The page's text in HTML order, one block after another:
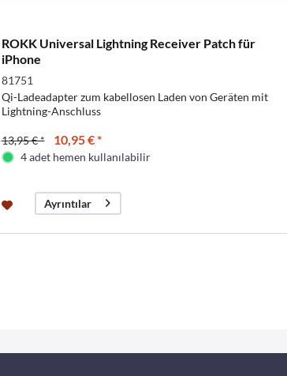
ROKK Universal Lightning Receiver Patch für
iPhone
81751
Qi-Ladeadapter zum kabellosen Laden von Geräten mit
Lightning-Anschluss
13,95 € * 10,95 € *
4 adet hemen kullanılabilir
Ayrıntılar